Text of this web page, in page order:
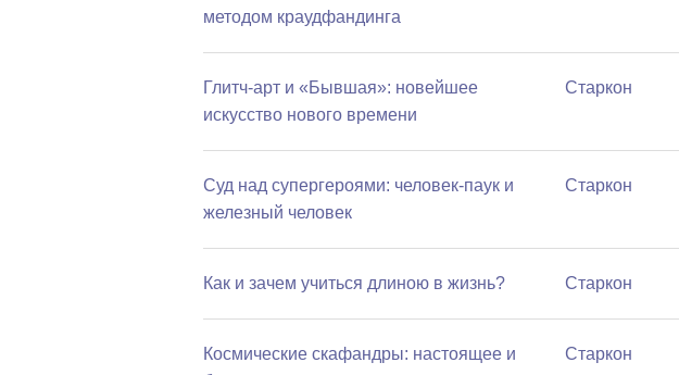
методом краудфандинга
Глитч-арт и «Бывшая»: новейшее
искусство нового времени
Старкон
Суд над супергероями: человек-паук и
железный человек
Старкон
Как и зачем учиться длиною в жизнь? Старкон
Космические скафандры: настоящее и
Старкон